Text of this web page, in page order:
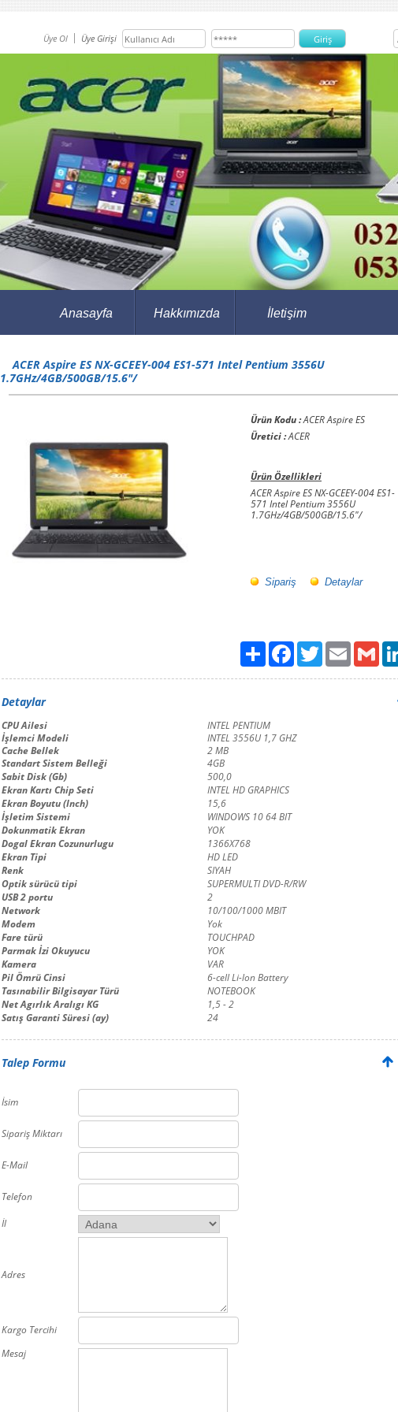
Üye Ol Üye Girişi
Anasayfa Hakkımızda İletişim
ACER Aspire ES NX-GCEEY-004 ES1-571 Intel Pentium 3556U
1.7GHz/4GB/500GB/15.6"/
Ürün Kodu :ACER Aspire ES
Üretici :ACER
Ürün Özellikleri
ACER Aspire ES NX-GCEEY-004 ES1-
571 Intel Pentium 3556U
1.7GHz/4GB/500GB/15.6"/
Sipariş Detaylar
Paylaş FacebookTwitter Email Gmail
Detaylar
CPU Ailesi
INTEL PENTIUM
İşlemci Modeli
INTEL 3556U 1,7 GHZ
Cache Bellek
2 MB
Standart Sistem Belleği
4GB
Sabit Disk (Gb)
500,0
Ekran Kartı Chip Seti
INTEL HD GRAPHICS
Ekran Boyutu (Inch)
15,6
İşletim Sistemi
WINDOWS 10 64 BIT
Dokunmatik Ekran
YOK
Dogal Ekran Cozunurlugu
1366X768
Ekran Tipi
HD LED
Renk
SIYAH
Optik sürücü tipi
SUPERMULTI DVD-R/RW
USB 2 portu
2
Network
10/100/1000 MBIT
Modem
Yok
Fare türü
TOUCHPAD
Parmak İzi Okuyucu
YOK
Kamera
VAR
Pil Ömrü Cinsi
6-cell Li-lon Battery
Tasınabilir Bilgisayar Türü
NOTEBOOK
Net Agırlık Aralıgı KG
1,5 - 2
Satış Garanti Süresi (ay)
24
Talep Formu
İsim
Sipariş Miktarı
E-Mail
Telefon
İl
Adres
Kargo Tercihi
Mesaj